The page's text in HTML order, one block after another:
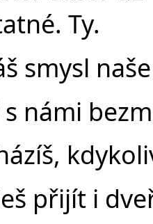
Ty.
smysl
s námi
přijít i